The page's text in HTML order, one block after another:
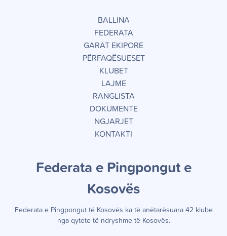
BALLINA
FEDERATA
GARAT EKIPORE
PËRFAQËSUESET
KLUBET
LAJME
RANGLISTA
DOKUMENTE
NGJARJET
KONTAKTI
Federata e Pingpongut e
Kosovës
Federata e Pingpongut të Kosovës ka të anëtarësuara 42 klube
nga qytete të ndryshme të Kosovës.